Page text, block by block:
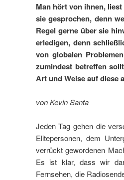
Man hört von ihnen,
sie gesprochen, denn
Regel gerne über sie
erledigen, denn
von globalen
zumindest betreffen
Art und Weise auf diese
von Kevin Santa
Jeden Tag gehen die
Elitepersonen, dem
verrückt gewordenen
Es ist klar, dass wir
Fernsehen, die